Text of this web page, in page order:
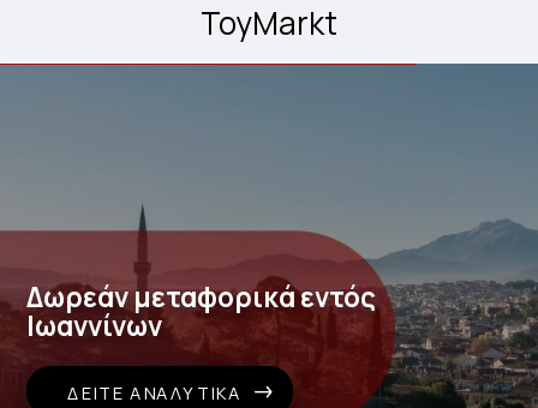
ToyMarkt
Δωρεάν μεταφορικά εντός
Ιωαννίνων
ΔΕΊΤΕ ΑΝΑΛΥΤΙΚΆ